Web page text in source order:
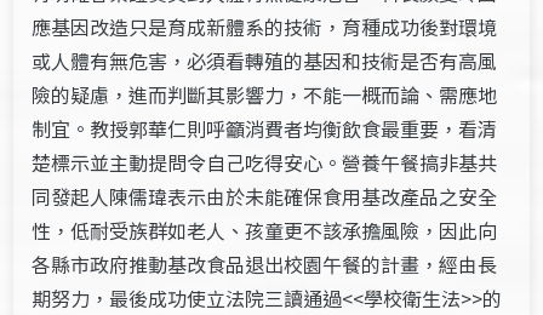
應基因改造只是育成新體系的技術，育種成功後對環境
或人體有無危害，必須看轉殖的基因和技術是否有高風
險的疑慮，進而判斷其影響力，不能一概而論、需應地
制宜。教授郭華仁則呼籲消費者均衡飲食最重要，看清
楚標示並主動提問令自己吃得安心。營養午餐搞非基共
同發起人陳儒瑋表示由於未能確保食用基改產品之安全
性，低耐受族群如老人、孩童更不該承擔風險，因此向
各縣市政府推動基改食品退出校園午餐的計畫，經由長
期努力，最後成功使立法院三讀通過<<學校衛生法>>的